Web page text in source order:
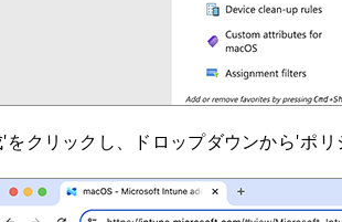
をクリックし、ドロップダウンから'ポリ